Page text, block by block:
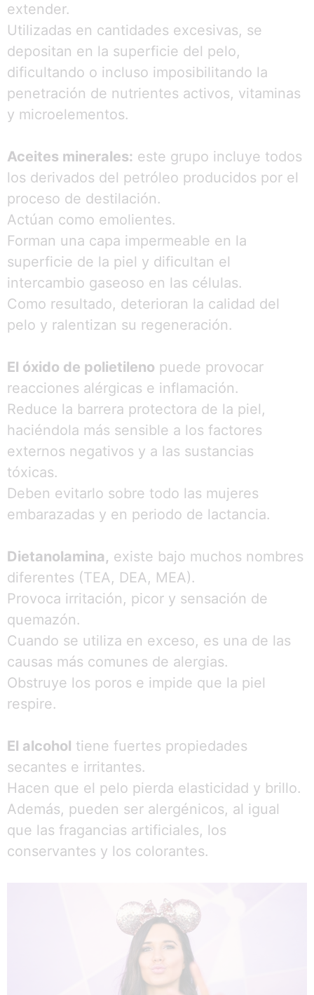
extender.
Utilizadas en cantidades excesivas, se
depositan en la superficie del pelo,
dificultando o incluso imposibilitando la
penetración de nutrientes activos, vitaminas
y microelementos.
Aceites minerales: este grupo incluye todos
los derivados del petróleo producidos por el
proceso de destilación.
Actúan como emolientes.
Forman una capa impermeable en la
superficie de la piel y dificultan el
intercambio gaseoso en las células.
Como resultado, deterioran la calidad del
pelo y ralentizan su regeneración.
El óxido de polietileno puede provocar
reacciones alérgicas e inflamación.
Reduce la barrera protectora de la piel,
haciéndola más sensible a los factores
externos negativos y a las sustancias
tóxicas.
Deben evitarlo sobre todo las mujeres
embarazadas y en periodo de lactancia.
Dietanolamina, existe bajo muchos nombres
diferentes (TEA, DEA, MEA).
Provoca irritación, picor y sensación de
quemazón.
Cuando se utiliza en exceso, es una de las
causas más comunes de alergias.
Obstruye los poros e impide que la piel
respire.
El alcohol tiene fuertes propiedades
secantes e irritantes.
Hacen que el pelo pierda elasticidad y brillo.
Además, pueden ser alergénicos, al igual
que las fragancias artificiales, los
conservantes y los colorantes.